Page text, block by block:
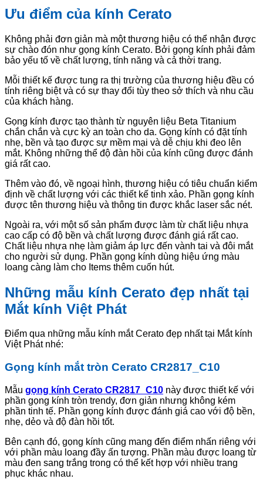
Ưu điểm của kính Cerato
Không phải đơn giản mà một thương hiệu có thể nhận được
sự chào đón như gọng kính Cerato. Bởi gọng kính phải đảm
bảo yếu tố về chất lượng, tính năng và cả thời trang.
Mỗi thiết kế được tung ra thị trường của thương hiệu đều có
tính riêng biệt và có sự thay đổi tùy theo sở thích và nhu cầu
của khách hàng.
Gọng kính được tạo thành từ nguyên liệu Beta Titanium
chắn chắn và cực kỳ an toàn cho da. Gọng kính có đặt tính
nhẹ, bền và tạo được sự mềm mại và dễ chịu khi đeo lên
mắt. Không những thể độ đàn hồi của kính cũng được đánh
giá rất cao.
Thêm vào đó, về ngoại hình, thương hiệu có tiêu chuẩn kiểm
định về chất lượng với các thiết kế tinh xảo. Phần gọng kính
được tên thương hiệu và thông tin được khắc laser sắc nét.
Ngoài ra, với một số sản phẩm được làm từ chất liệu nhựa
cao cấp có độ bền và chất lượng được đánh giá rất cao.
Chất liệu nhựa nhẹ làm giảm áp lực đến vành tai và đôi mắt
cho người sử dụng. Phần gọng kính dùng hiệu ứng màu
loang càng làm cho Items thêm cuốn hút.
Những mẫu kính Cerato đẹp nhất tại
Mắt kính Việt Phát
Điểm qua những mẫu kính mắt Cerato đẹp nhất tại Mắt kính
Việt Phát nhé:
Gọng kính mắt tròn Cerato CR2817_C10
Mẫu gọng kính Cerato CR2817_C10 này được thiết kế với
phần gọng kính tròn trendy, đơn giản nhưng không kém
phần tinh tế. Phần gọng kính được đánh giá cao với độ bền,
nhẹ, dẻo và độ đàn hồi tốt.
Bên cạnh đó, gọng kính cũng mang đến điểm nhấn riêng với
với phần màu loang đầy ấn tượng. Phần màu được loang từ
màu đen sang trắng trong có thể kết hợp với nhiều trang
phục khác nhau.